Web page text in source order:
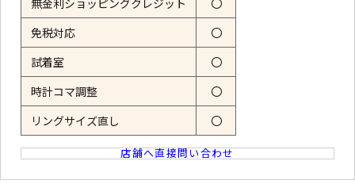
無金利ショッピングクレジット 〇
免税対応 〇
試着室 〇
時計コマ調整 〇
リングサイズ直し 〇
店舗へ直接問い合わせ